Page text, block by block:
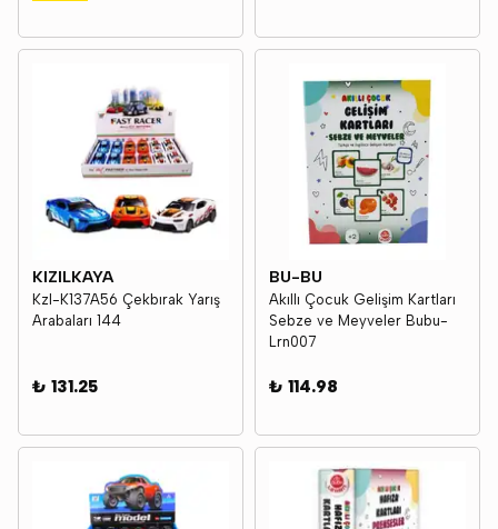
KIZILKAYA
Kzl-K137A56 Çekbırak Yarış
Arabaları 144
₺ 131.25
BU-BU
Akıllı Çocuk Gelişim Kartları
Sebze ve Meyveler Bubu-
Lrn007
₺ 114.98